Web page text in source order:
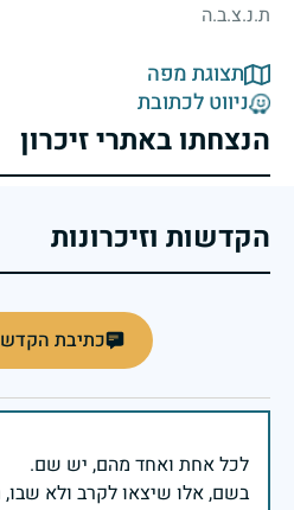
ת.נ.צ.ב.ה
תצוגת מפה
ניווט לכתובת
הנצחתו באתרי זיכרון
הקדשות וזיכרונות
כתיבת
בשם, אלו שיצאו לקרב ולא שבו,